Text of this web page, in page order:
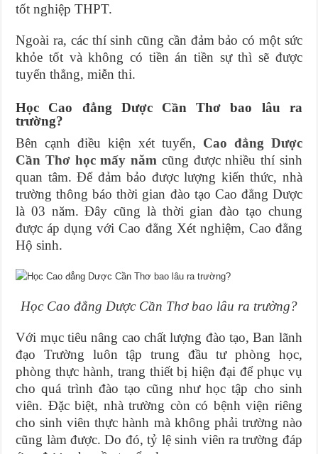
tốt nghiệp THPT.
Ngoài ra, các thí sinh cũng cần đảm bảo có một sức
khỏe tốt và không có tiền án tiền sự thì sẽ được
tuyển thẳng, miễn thi.
Học Cao đẳng Dược Cần Thơ bao lâu ra
trường?
Bên cạnh điều kiện xét tuyển, Cao đẳng Dược
Cần Thơ học mấy năm cũng được nhiều thí sinh
quan tâm. Để đảm bảo được lượng kiến thức, nhà
trường thông báo thời gian đào tạo Cao đẳng Dược
là 03 năm. Đây cũng là thời gian đào tạo chung
được áp dụng với Cao đẳng Xét nghiệm, Cao đẳng
Hộ sinh.
Học Cao đẳng Dược Cần Thơ bao lâu ra trường?
Với mục tiêu nâng cao chất lượng đào tạo, Ban lãnh
đạo Trường luôn tập trung đầu tư phòng học,
phòng thực hành, trang thiết bị hiện đại để phục vụ
cho quá trình đào tạo cũng như học tập cho sinh
viên. Đặc biệt, nhà trường còn có bệnh viện riêng
cho sinh viên thực hành mà không phải trường nào
cũng làm được. Do đó, tỷ lệ sinh viên ra trường đáp